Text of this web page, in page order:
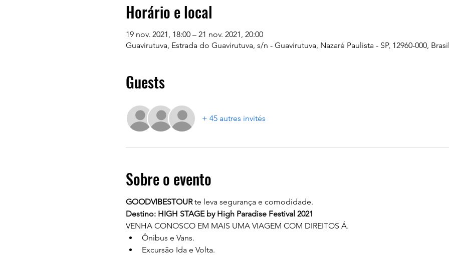
Horário e local
19 nov. 2021, 18:00 – 21 nov. 2021, 20:00
Guavirutuva, Estrada do Guavirutuva, s/n - Guavirutuva, Nazaré Paulista - SP, 12960-000,
Guests
+ 45 autres invités
Sobre o evento
GOODVIBESTOUR te leva segurança e comodidade.
Destino: HIGH STAGE by High Paradise Festival 2021
VENHA CONOSCO EM MAIS UMA VIAGEM COM DIREITOS Á.
Ônibus e Vans.
Excursão Ida e Volta.